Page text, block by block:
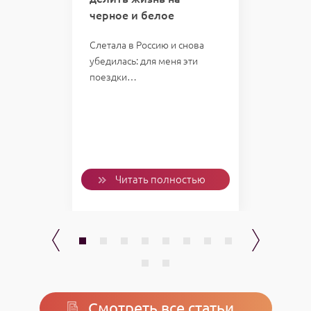
черное и белое
Слетала в Россию и снова
убедилась: для меня эти
поездки…
Читать полностью